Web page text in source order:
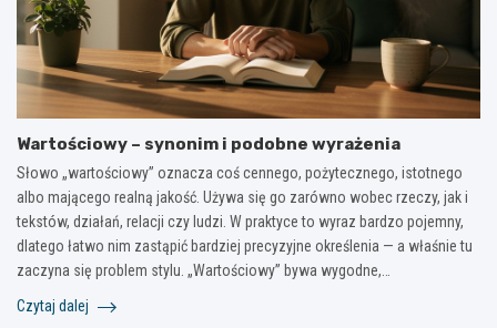
Wartościowy – synonim i podobne wyrażenia
Słowo „wartościowy” oznacza coś cennego, pożytecznego, istotnego
albo mającego realną jakość. Używa się go zarówno wobec rzeczy, jak i
tekstów, działań, relacji czy ludzi. W praktyce to wyraz bardzo pojemny,
dlatego łatwo nim zastąpić bardziej precyzyjne określenia — a właśnie tu
zaczyna się problem stylu. „Wartościowy” bywa wygodne,…
Czytaj dalej